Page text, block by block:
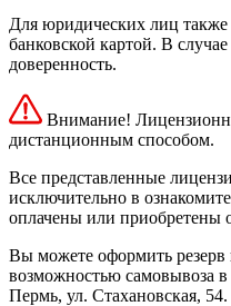
Для юридических лиц
банковской картой. В
доверенность.
Внимание!
дистанционным способом.
Все представленные
исключительно в
оплачены или приобретены
Вы можете оформить
возможностью самовывоза в
Пермь, ул. Стахановская, 54.